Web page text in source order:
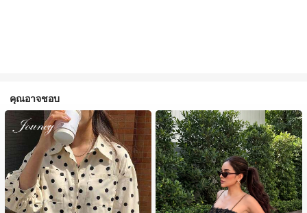
คุณอาจชอบ